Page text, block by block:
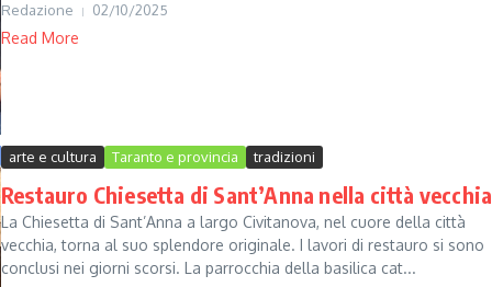
Redazione 02/10/2025
Read More
arte e cultura Taranto e provincia tradizioni
Restauro Chiesetta di Sant’Anna nella città vecchia
La Chiesetta di Sant’Anna a largo Civitanova, nel cuore della città
vecchia, torna al suo splendore originale. I lavori di restauro si sono
conclusi nei giorni scorsi. La parrocchia della basilica cat...